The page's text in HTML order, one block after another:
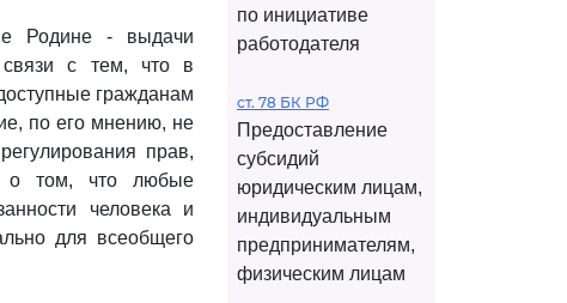
Родине - выдачи
связи с тем, что в
гражданам
по его мнению, не
прав,
о том, что любые
человека и
для всеобщего
по инициативе
работодателя
ст. 78 БК РФ
Предоставление
субсидий
юридическим лицам,
индивидуальным
предпринимателям,
физическим лицам